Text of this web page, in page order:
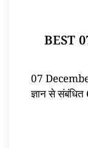
BEST
07
ज्ञान से